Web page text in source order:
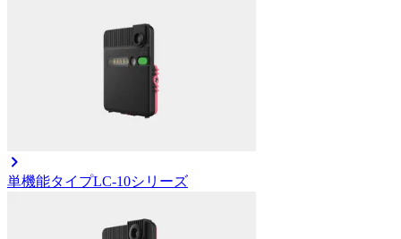
単機能タイプLC-10シリーズ